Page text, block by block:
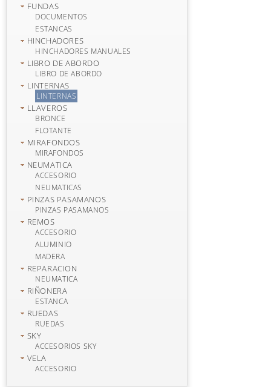
FUNDAS
DOCUMENTOS
ESTANCAS
HINCHADORES
HINCHADORES MANUALES
LIBRO DE ABORDO
LIBRO DE ABORDO
LINTERNAS
LINTERNAS
LLAVEROS
BRONCE
FLOTANTE
MIRAFONDOS
MIRAFONDOS
NEUMATICA
ACCESORIO
NEUMATICAS
PINZAS PASAMANOS
PINZAS PASAMANOS
REMOS
ACCESORIO
ALUMINIO
MADERA
REPARACION
NEUMATICA
RIÑONERA
ESTANCA
RUEDAS
RUEDAS
SKY
ACCESORIOS SKY
VELA
ACCESORIO